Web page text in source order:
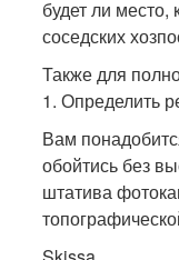
будет ли
соседских
Также для
1. Определить
Вам
обойтись без
штатива